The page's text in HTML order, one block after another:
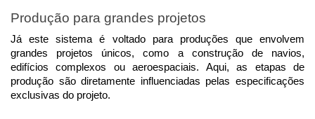
Produção para grandes projetos
Já este sistema é voltado para produções que envolvem
grandes projetos únicos, como a construção de navios,
edifícios complexos ou aeroespaciais. Aqui, as etapas de
produção são diretamente influenciadas pelas especificações
exclusivas do projeto.